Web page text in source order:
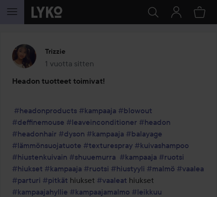
SIIRTYÄ JHK SISÄLTÖÖN
Trizzie
1 vuotta sitten
Viesti luotiin 1 vuotta sitten
Headon tuotteet toimivat!
#headonproducts #kampaaja #blowout
#deffinemouse #leaveinconditioner #headon
#headonhair #dyson #kampaaja #balayage
#lämmönsuojatuote #texturespray #kuivashampoo
#hiustenkuivain #shuuemurra #kampaaja #ruotsi
#hiukset #kampaaja #ruotsi #hiustyyli #malmö #vaalea
#parturi #pitkät hiukset #vaaleat
#kampaajahyllie #kampaajamalmo #leikkuu